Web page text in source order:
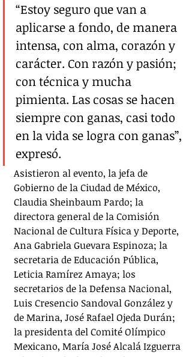
“Estoy seguro que van a
aplicarse a fondo, de manera
intensa, con alma, corazón y
carácter. Con razón y pasión;
con técnica y mucha
pimienta. Las cosas se hacen
siempre con ganas, casi todo
en la vida se logra con ganas”,
expresó.
Asistieron al evento, la jefa de
Gobierno de la Ciudad de México,
Claudia Sheinbaum Pardo; la
directora general de la Comisión
Nacional de Cultura Física y Deporte,
Ana Gabriela Guevara Espinoza; la
secretaria de Educación Pública,
Leticia Ramírez Amaya; los
secretarios de la Defensa Nacional,
Luis Cresencio Sandoval González y
de Marina, José Rafael Ojeda Durán;
la presidenta del Comité Olímpico
Mexicano, María José Alcalá Izguerra